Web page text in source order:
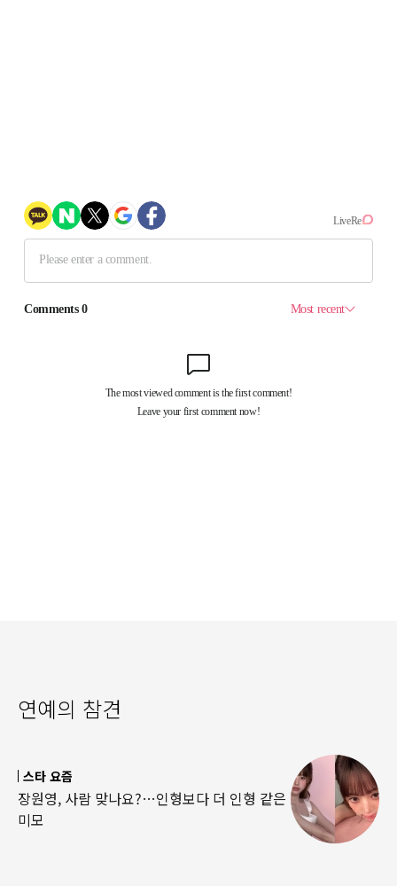
연예의 참견
스타 요즘
장원영, 사람 맞나요?…인형보다 더 인형 같은
미모